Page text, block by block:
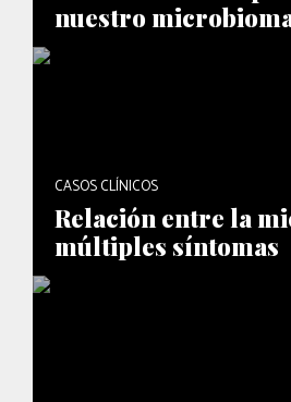
nuestro
CASOS CLÍNICOS
Relación entre la
múltiples síntomas